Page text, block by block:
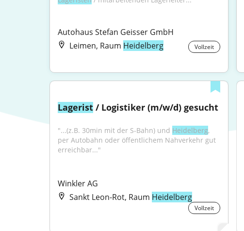
Autohaus Stefan Geisser GmbH
Leimen, Raum Heidelberg Vollzeit
Lagerist / Logistiker (m/w/d) gesucht
"...(z.B. 30min mit der S-Bahn) und Heidelberg,
per Autobahn oder öffentlichem Nahverkehr gut
erreichbar..."
Winkler AG
Sankt Leon-Rot, Raum Heidelberg
Vollzeit